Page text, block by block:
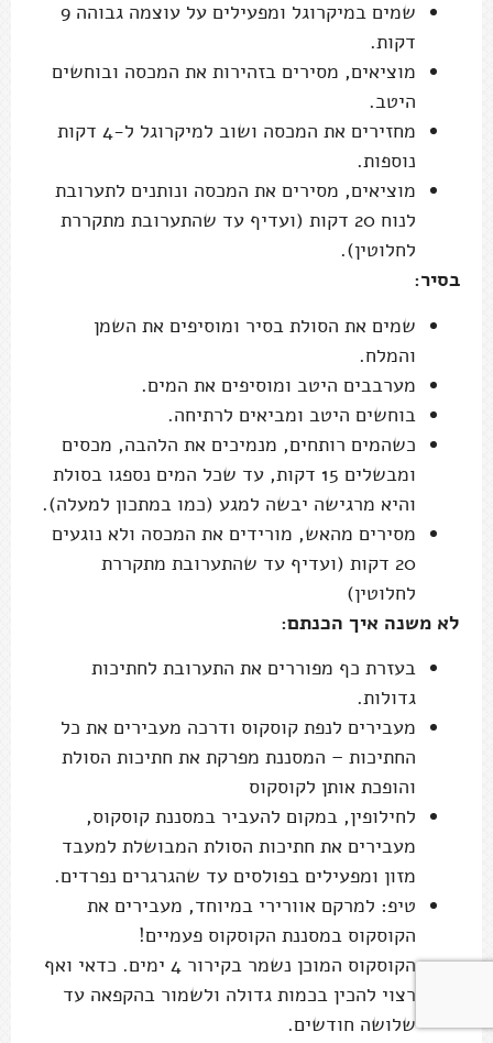
מוציאים, מסירים את המכסה ונותנים לתערובת
לחלוטין).
בסיר:
שמים את הסולת בסיר ומוסיפים את השמן
מערבבים היטב ומוסיפים את המים.
בוחשים היטב ומביאים לרתיחה.
כשהמים רותחים, מנמיכים את הלהבה, מכסים
והיא מרגישה יבשה למגע (כמו במתכון למעלה).
מסירים מהאש, מורידים את המכסה ולא נוגעים
20 דקות (ועדיף עד שהתערובת מתקררת
לחלוטין)
לא משנה איך הכנתם:
בעזרת כף מפוררים את התערובת לחתיכות
מעבירים לנפת קוסקוס ודרכה מעבירים את כל
החתיכות – המסננת מפרקת את חתיכות הסולת
והופכת אותן לקוסקוס
לחילופין, במקום להעביר במסננת קוסקוס,
מעבירים את חתיכות הסולת המבושלת למעבד
מזון ומפעילים בפולסים עד שהגרגרים נפרדים.
טיפ: למרקם אוורירי במיוחד, מעבירים את
הקוסקוס במסננת הקוסקוס פעמיים!
רצוי להכין בכמות גדולה ולשמור בהקפאה עד
שלושה חודשים.
מה הולך עם הקוסקוס המוכן? הנה
כמה רעיונות:
מפרום חצילים מושלם